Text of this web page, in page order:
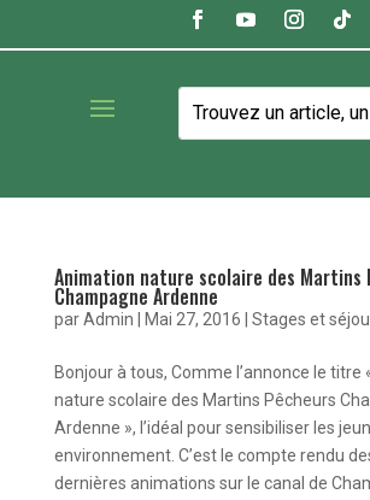
Animation nature scolaire des Martins
Champagne Ardenne
parAdmin Mai 27, 2016 Stages et
Bonjour à tous, Comme l’annonce le titre
nature scolaire des Martins Pêcheurs
Ardenne », l’idéal pour sensibiliser les
environnement. C’est le compte rendu
dernières animations sur le canal de